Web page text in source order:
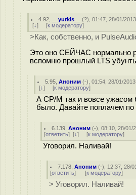
4.92 __yurkis__ (?), 01:47, 28/01/
[↓] [к модератору]
>Как, собственно, и
Это оно СЕЙЧАС нормально
вспомню прошлый LTS
5.95 ,Аноним (-), 01:54, 28/01/
[↓] [к модератору]
А CP/M так и вовсе
было. Давайте поплачем по
6.139 ,Аноним (-), 08:10, 28/01/
[ответить] [↓] [к модератору]
Уговорил. Наливай!
7.178 ,Аноним (-), 12:37, 28/
[ответить] [к модератору]
> Уговорил. Наливай!